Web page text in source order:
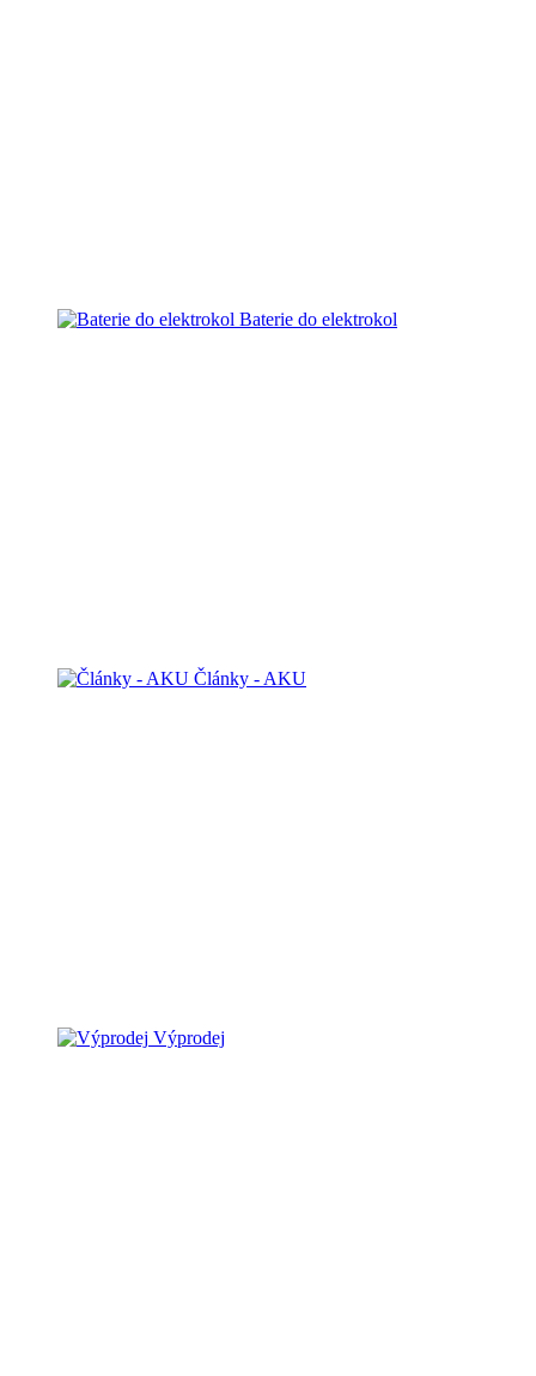
Baterie do elektrokol
Články - AKU
Výprodej